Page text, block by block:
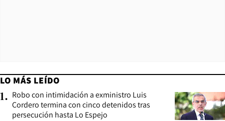
LO MÁS LEÍDO
1. Robo con intimidación a exministro Luis
Cordero termina con cinco detenidos tras
persecución hasta Lo Espejo